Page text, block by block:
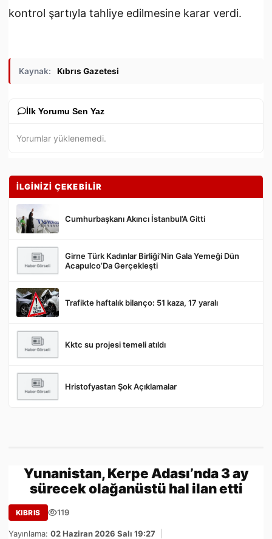
kontrol şartıyla tahliye edilmesine karar verdi.
Kaynak: Kıbrıs Gazetesi
İlk Yorumu Sen Yaz
Gönder
Yorumlar yüklenemedi.
İLGİNİZİ ÇEKEBİLİR
Cumhurbaşkanı Akıncı İstanbul’A Gitti
Girne Türk Kadınlar Birliği’Nin Gala Yemeği Dün
Acapulco’Da Gerçekleşti
Trafikte haftalık bilanço: 51 kaza, 17 yaralı
Kktc su projesi temeli atıldı
Hristofyastan Şok Açıklamalar
Yunanistan, Kerpe Adası’nda 3 ay
sürecek olağanüstü hal ilan etti
KIBRIS 119
Yayınlama: 02 Haziran 2026 Salı 19:27